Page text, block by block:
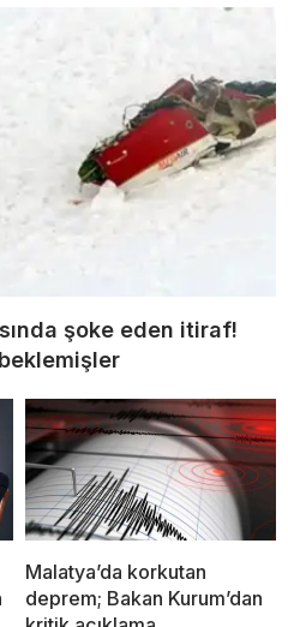
şoke eden itiraf!
Malatya’da korkutan
deprem; Bakan Kurum’dan